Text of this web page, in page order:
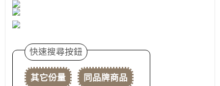
快速搜尋按鈕
其它份量 同品牌商品